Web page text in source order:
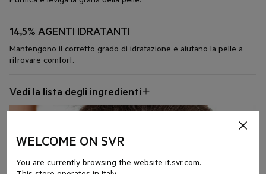
WELCOME ON SVR
You are currently browsing the website it.svr.com.
14,5% AGENTI IDRATANTI
Mantengono il corretto grado di idratazione e aiutano la pelle a
ritrovare comfort.
Vedi la lista degli ingredienti